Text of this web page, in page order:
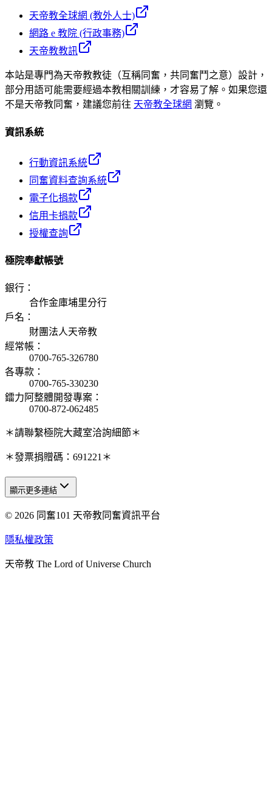
天帝教全球網 (教外人士)
網路 e 教院 (行政事務)
天帝教教訊
本站是專門為天帝教教徒（互稱同奮，共同奮鬥之意）設計，
部分用語可能需要經過本教相關訓練，才容易了解。如果您還
不是天帝教同奮，建議您前往 天帝教全球網 瀏覽。
資訊系統
行動資訊系統
同奮資料查詢系統
電子化捐款
信用卡捐款
授權查詢
極院奉獻帳號
銀行 ：
合作金庫埔里分行
戶名 ：
財團法人天帝教
經常帳 ：
0700-765-326780
各專款 ：
0700-765-330230
鐳力阿整體開發專案 ：
0700-872-062485
＊請聯繫極院大藏室洽詢細節＊
＊發票捐贈碼：691221＊
天人研究總院
天人研究學院
天人炁功院
顯示更多連結
© 2026 同奮101 天帝教同奮資訊平台
隱私權政策
天帝教 The Lord of Universe Church